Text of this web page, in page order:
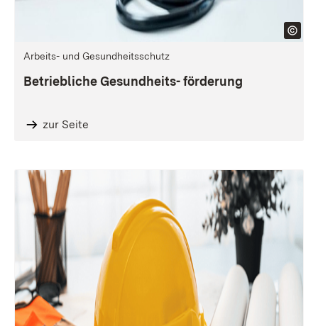
Arbeits- und Gesundheitsschutz
Betriebliche Gesundheits- förderung
zur Seite